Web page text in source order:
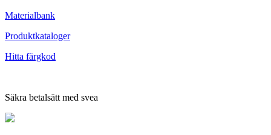
Materialbank
Produktkataloger
Hitta färgkod
Säkra betalsätt med svea